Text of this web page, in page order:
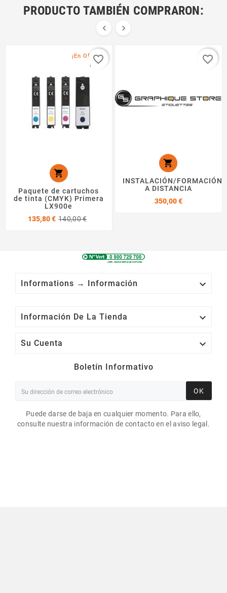
PRODUCTO TAMBIÉN COMPRARON:
 
¡En Oferta!
Pack

Paquete de cartuchos
de tinta (CMYK) Primera
LX900e
135,80 € 140,00 €
favorite_border

INSTALACIÓN/FORMACIÓN
A DISTANCIA
350,00 €Precio
favorite_border
Informations → Información 
Información De La Tienda 
Su Cuenta 
Boletín Informativo
OK
Puede darse de baja en cualquier momento. Para ello,
consulte nuestra información de contacto en el aviso legal.